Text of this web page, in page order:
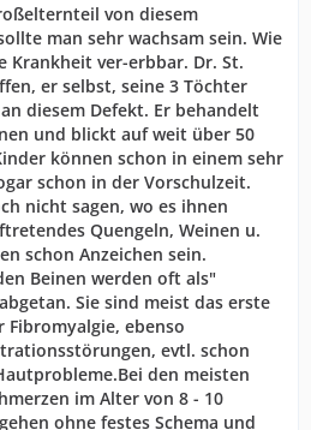
von diesem
man sehr wachsam sein. Wie
Krankheit ver-erbbar. Dr. St.
er selbst, seine 3 Töchter
diesem Defekt. Er behandelt
und blickt auf weit über 50
können schon in einem sehr
schon in der Vorschulzeit.
nicht sagen, wo es ihnen
Quengeln, Weinen u.
schon Anzeichen sein.
Beinen werden oft als"
Sie sind meist das erste
ebenso
evtl. schon
den meisten
im Alter von 8 - 10
ohne festes Schema und